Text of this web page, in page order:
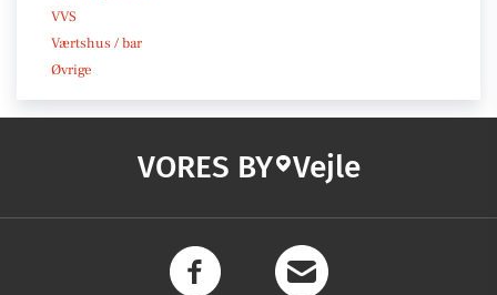
VVS
Værtshus / bar
Øvrige
VORES BY Vejle